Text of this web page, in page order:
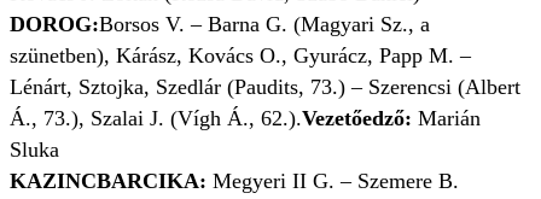
DOROG:Borsos V. – Barna G. (Magyari Sz., a
szünetben), Kárász, Kovács O., Gyurácz, Papp M. –
Lénárt, Sztojka, Szedlár (Paudits, 73.) – Szerencsi (Albert
Á., 73.), Szalai J. (Vígh Á., 62.).Vezetőedző: Marián
Sluka
KAZINCBARCIKA: Megyeri II G. – Szemere B.